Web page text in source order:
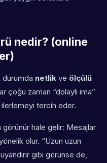
nedir? (online
durumda netlik ve ölçülü
çoğu zaman “dolaylı ima”
tercih eder.
hale gelir: Mesajlar
olur. “Uzun uzun
gibi görünse de,